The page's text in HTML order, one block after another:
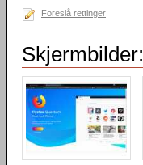
Foreslå rettinger
Skjermbilder: